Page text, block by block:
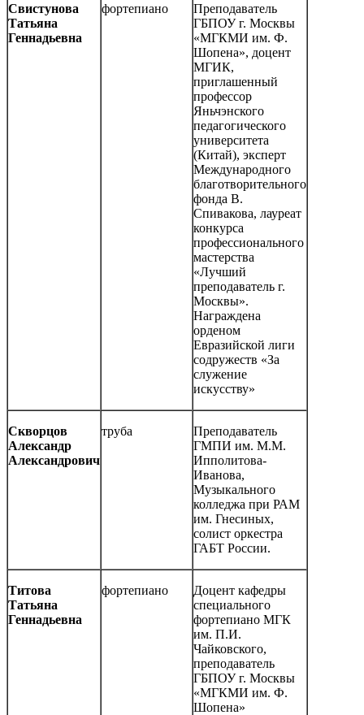
Свистунова
Татьяна
Геннадьевна
фортепиано
Преподаватель
ГБПОУ г. Москвы
«МГКМИ им. Ф.
Шопена», доцент
МГИК,
приглашенный
профессор
Яньчэнского
педагогического
университета
(Китай), эксперт
Международного
благотворительного
фонда В.
Спивакова, лауреат
конкурса
профессионального
мастерства
«Лучший
преподаватель г.
Москвы».
Награждена
орденом
Евразийской лиги
содружеств «За
служение
искусству»
Скворцов
Александр
Александрович
труба
Преподаватель
ГМПИ им. М.М.
Ипполитова-
Иванова,
Музыкального
колледжа при РАМ
им. Гнесиных,
солист оркестра
ГАБТ России.
Титова
Татьяна
Геннадьевна
фортепиано
Доцент кафедры
специального
фортепиано МГК
им. П.И.
Чайковского,
преподаватель
ГБПОУ г. Москвы
«МГКМИ им. Ф.
Шопена»